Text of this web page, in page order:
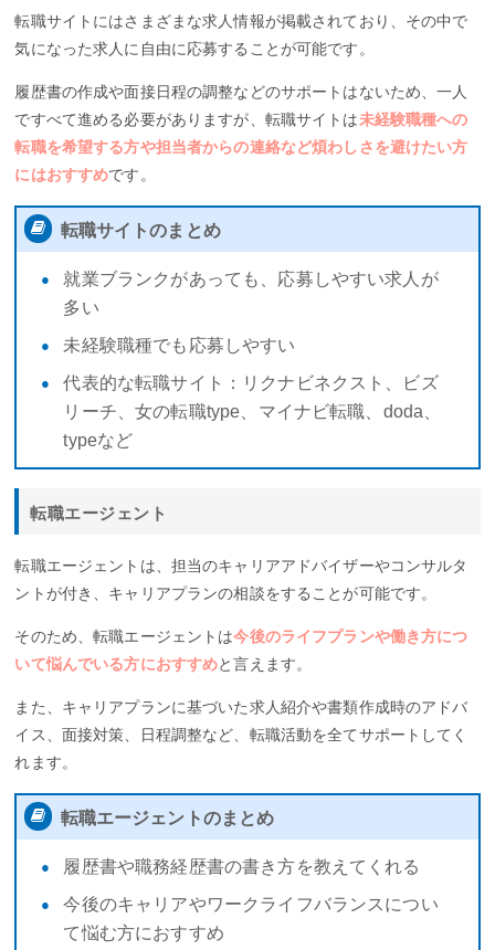
転職サイトにはさまざまな求人情報が掲載されており、その中で
気になった求人に自由に応募することが可能です。
履歴書の作成や面接日程の調整などのサポートはないため、一人
ですべて進める必要がありますが、転職サイトは未経験職種への
転職を希望する方や担当者からの連絡など煩わしさを避けたい方
にはおすすめです。
転職サイトのまとめ
就業ブランクがあっても、応募しやすい求人が
多い
未経験職種でも応募しやすい
代表的な転職サイト：リクナビネクスト、ビズ
リーチ、女の転職type、マイナビ転職、doda、
typeなど
転職エージェント
転職エージェントは、担当のキャリアアドバイザーやコンサルタ
ントが付き、キャリアプランの相談をすることが可能です。
そのため、転職エージェントは今後のライフプランや働き方につ
いて悩んでいる方におすすめと言えます。
また、キャリアプランに基づいた求人紹介や書類作成時のアドバ
イス、面接対策、日程調整など、転職活動を全てサポートしてく
れます。
転職エージェントのまとめ
履歴書や職務経歴書の書き方を教えてくれる
今後のキャリアやワークライフバランスについ
て悩む方におすすめ